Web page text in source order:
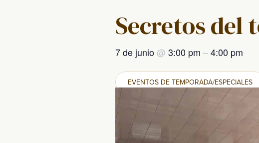
Secretos del
7 de junio@ 3:00 pm –4:00 pm
EVENTOS DE TEMPORADA/ESPECIALES